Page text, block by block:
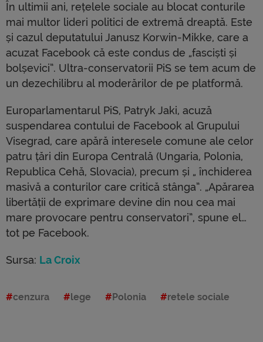
În ultimii ani, rețelele sociale au blocat conturile
mai multor lideri politici de extremă dreaptă. Este
și cazul deputatului Janusz Korwin-Mikke, care a
acuzat Facebook că este condus de „fasciști și
bolșevici”. Ultra-conservatorii PiS se tem acum de
un dezechilibru al moderărilor de pe platformă.
Europarlamentarul PiS, Patryk Jaki, acuză
suspendarea contului de Facebook al Grupului
Visegrad, care apără interesele comune ale celor
patru țări din Europa Centrală (Ungaria, Polonia,
Republica Cehă, Slovacia), precum și „ închiderea
masivă a conturilor care critică stânga”. „Apărarea
libertății de exprimare devine din nou cea mai
mare provocare pentru conservatori”, spune el…
tot pe Facebook.
Sursa: La Croix
cenzura lege Polonia retele sociale